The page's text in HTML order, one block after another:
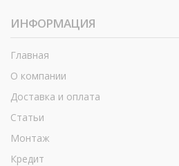
ИНФОРМАЦИЯ
Главная
О компании
Доставка и оплата
Статьи
Монтаж
Кредит